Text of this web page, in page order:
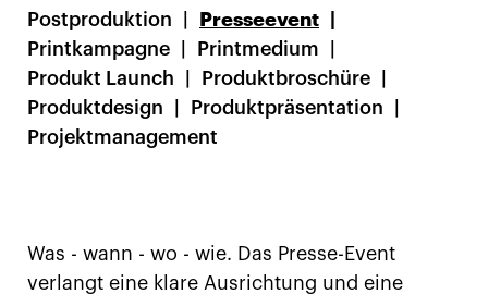
Postproduktion
Presseevent
Printkampagne
Printmedium
Produkt Launch
Produktbroschüre
Produktdesign
Produktpräsentation
Projektmanagement
Was - wann - wo - wie. Das Presse-Event
verlangt eine klare Ausrichtung und eine